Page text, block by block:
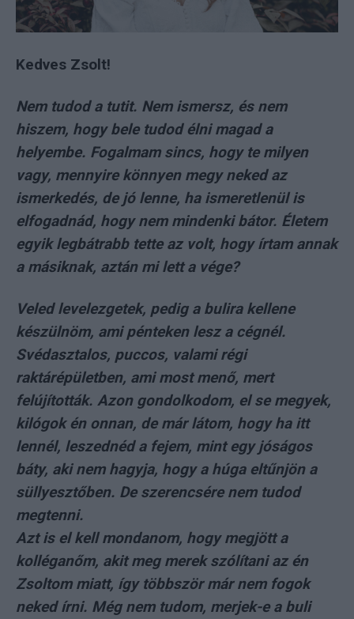
Kedves Zsolt!
Nem tudod a tutit. Nem ismersz, és nem
hiszem, hogy bele tudod élni magad a
helyembe. Fogalmam sincs, hogy te milyen
vagy, mennyire könnyen megy neked az
ismerkedés, de jó lenne, ha ismeretlenül is
elfogadnád, hogy nem mindenki bátor. Életem
egyik legbátrabb tette az volt, hogy írtam annak
a másiknak, aztán mi lett a vége?
Veled levelezgetek, pedig a bulira kellene
készülnöm, ami pénteken lesz a cégnél.
Svédasztalos, puccos, valami régi
raktárépületben, ami most menő, mert
felújították. Azon gondolkodom, el se megyek,
kilógok én onnan, de már látom, hogy ha itt
lennél, leszednéd a fejem, mint egy jóságos
báty, aki nem hagyja, hogy a húga eltűnjön a
süllyesztőben. De szerencsére nem tudod
megtenni.
Azt is el kell mondanom, hogy megjött a
kolléganőm, akit meg merek szólítani az én
Zsoltom miatt, így többször már nem fogok
neked írni. Még nem tudom, merjek-e a buli